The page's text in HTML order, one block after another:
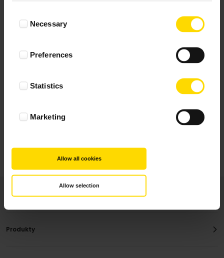
SelectionNecessary
Preferences
Statistics
Marketing
Allow all cookies
Allow selection
Najbardziej pomocne oceny, które doradzą Ci
Produkty